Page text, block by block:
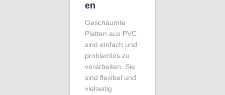
en
Geschäumte
Platten aus PVC
sind einfach und
problemlos zu
verarbeiten. Sie
sind flexibel und
vielseitig